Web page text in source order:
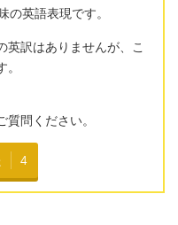
英語表現です。
英訳はありませんが、こ
問ください。
4